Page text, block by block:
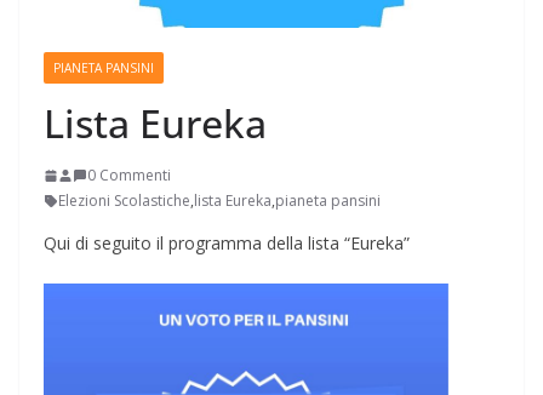
PIANETA PANSINI
Lista Eureka
0 Commenti
Elezioni Scolastiche,lista Eureka,pianeta pansini
Qui di seguito il programma della lista “Eureka”